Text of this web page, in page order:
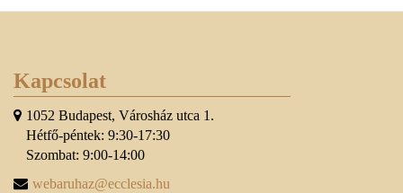
Kapcsolat
1052 Budapest, Városház utca 1.
Hétfő-péntek: 9:30-17:30
Szombat: 9:00-14:00
webaruhaz@ecclesia.hu